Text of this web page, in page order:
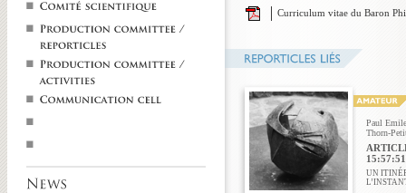
Curriculum vitae du Baron
Paul
Thorn-
UN